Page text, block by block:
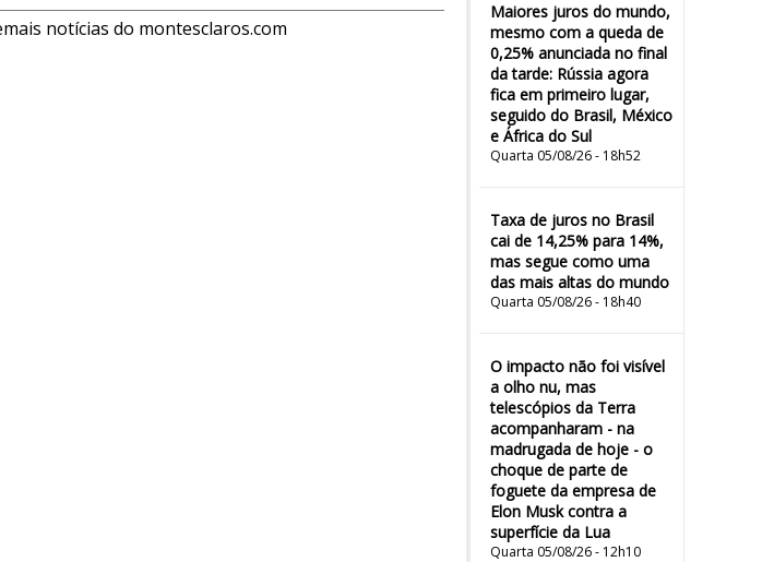
Maiores juros do mundo,
mesmo com a queda de
0,25% anunciada no final
da tarde: Rússia agora
fica em primeiro lugar,
seguido do Brasil, México
e África do Sul
Quarta 05/08/26 - 18h52
Taxa de juros no Brasil
cai de 14,25% para 14%,
mas segue como uma
das mais altas do mundo
Quarta 05/08/26 - 18h40
O impacto não foi visível
a olho nu, mas
telescópios da Terra
acompanharam - na
madrugada de hoje - o
choque de parte de
foguete da empresa de
Elon Musk contra a
superfície da Lua
Quarta 05/08/26 - 12h10
notícias do montesclaros.com